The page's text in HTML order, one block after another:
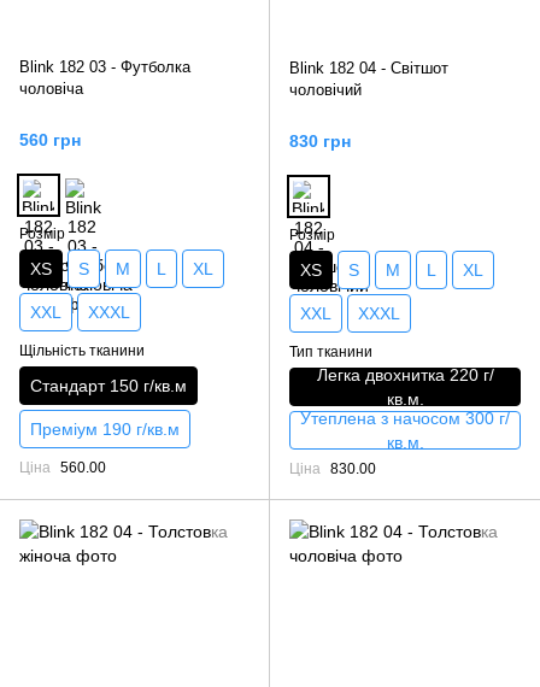
Blink 182 03 - Футболка
чоловіча
560 грн
Розмір
XS S M L XL
XXL XXXL
Щільність тканини
Стандарт 150 г/кв.м
Преміум 190 г/кв.м
Ціна 560.00
Blink 182 04 - Світшот
чоловічий
830 грн
Розмір
XS S M L XL
XXL XXXL
Тип тканини
Легка двохнитка 220 г/
кв.м.
Утеплена з начосом 300 г/
кв.м.
Ціна 830.00